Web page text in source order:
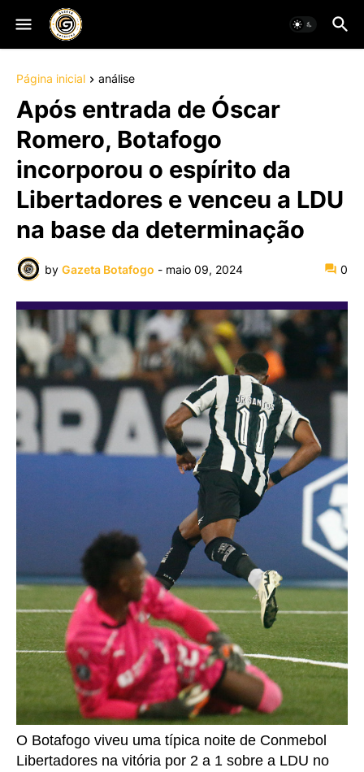
Página inicial análise
Após entrada de Óscar
Romero, Botafogo
incorporou o espírito da
Libertadores e venceu a LDU
na base da determinação
by Gazeta Botafogo - maio 09, 2024 0
O Botafogo viveu uma típica noite de Conmebol
Libertadores na vitória por 2 a 1 sobre a LDU no